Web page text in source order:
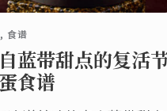
食谱
蓝带甜点的复活
食谱